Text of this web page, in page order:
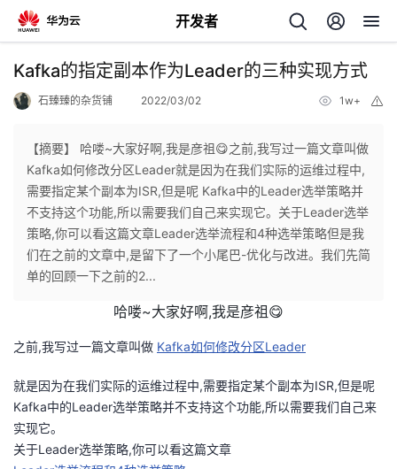
开发者
返
个
人
页
我
开
发
者
Kafka的指定副本作为Leader的三种实现方式
石臻臻的杂货铺 2022/03/02 1w+
【摘要】 哈喽~大家好啊,我是彦祖😋之前,我写过一篇文章叫做
Kafka如何修改分区Leader就是因为在我们实际的运维过程中,
需要指定某个副本为ISR,但是呢 Kafka中的Leader选举策略并
不支持这个功能,所以需要我们自己来实现它。关于Leader选举
策略,你可以看这篇文章Leader选举流程和4种选举策略但是我
们在之前的文章中,是留下了一个小尾巴-优化与改进。我们先简
单的回顾一下之前的2...
哈喽~大家好啊,我是彦祖😋
之前,我写过一篇文章叫做 Kafka如何修改分区Leader
就是因为在我们实际的运维过程中,需要指定某个副本为ISR,但是呢
Kafka中的Leader选举策略并不支持这个功能,所以需要我们自己来
实现它。
关于Leader选举策略,你可以看这篇文章